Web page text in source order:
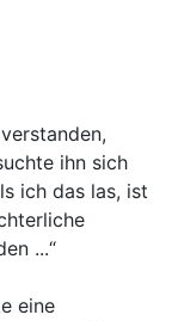
ihn sich
ich das las, ist
...“
eine